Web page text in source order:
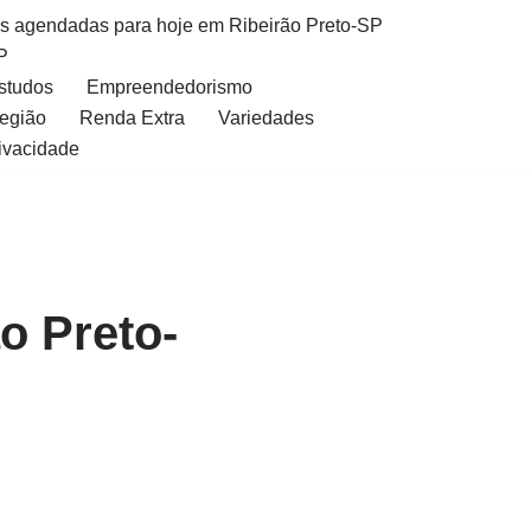
agendadas para hoje em Ribeirão Preto-SP
Empreendedorismo
Renda Extra
Variedades
Preto-